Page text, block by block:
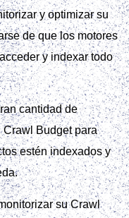
y optimizar su
de que los motores
y indexar todo
cantidad de
Crawl Budget para
estén indexados y
su Crawl